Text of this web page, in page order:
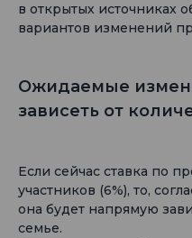
в открытых источниках
вариантов изменений
Ожидаемые
зависеть от
Если сейчас ставка по
участников (6%), то,
она будет напрямую
семье.